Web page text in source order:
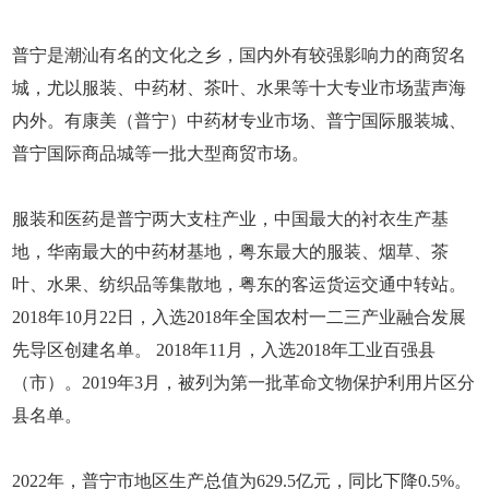
普宁是潮汕有名的文化之乡，国内外有较强影响力的商贸名
城，尤以服装、中药材、茶叶、水果等十大专业市场蜚声海
内外。有康美（普宁）中药材专业市场、普宁国际服装城、
普宁国际商品城等一批大型商贸市场。
服装和医药是普宁两大支柱产业，中国最大的衬衣生产基
地，华南最大的中药材基地，粤东最大的服装、烟草、茶
叶、水果、纺织品等集散地，粤东的客运货运交通中转站。
2018年10月22日，入选2018年全国农村一二三产业融合发展
先导区创建名单。 2018年11月，入选2018年工业百强县
（市）。2019年3月，被列为第一批革命文物保护利用片区分
县名单。
2022年，普宁市地区生产总值为629.5亿元，同比下降0.5%。